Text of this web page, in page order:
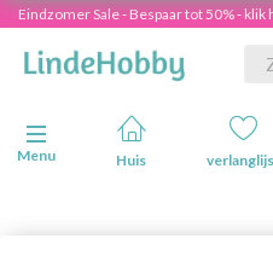
Eindzomer Sale - Bespaar tot 50% - klik
Navigatie in-/uitschakelen
Menu
Huis